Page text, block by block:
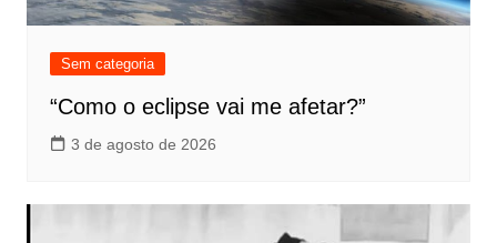
Sem categoria
“Como o eclipse vai me afetar?”
3 de agosto de 2026